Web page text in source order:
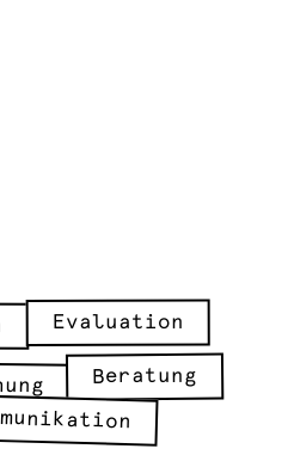
Evaluation
Beratung